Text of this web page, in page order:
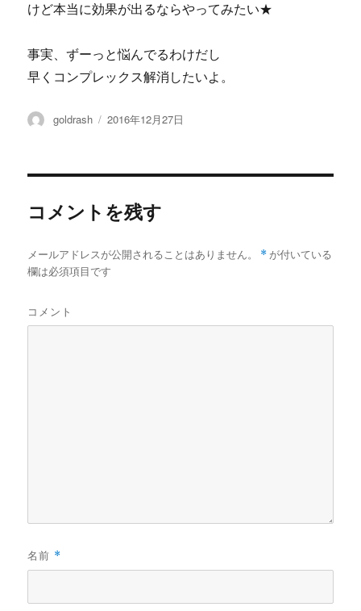
けど本当に効果が出るならやってみたい★
事実、ずーっと悩んでるわけだし
早くコンプレックス解消したいよ。
投
goldrash
投
2016年12月27日
コメントを残す
メールアドレスが公開されることはありません。 * が付いている
欄は必須項目です
コメント
名前 *